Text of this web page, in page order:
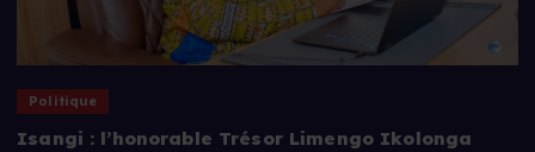
Politique
Isangi : l’honorable Trésor Limengo Ikolonga